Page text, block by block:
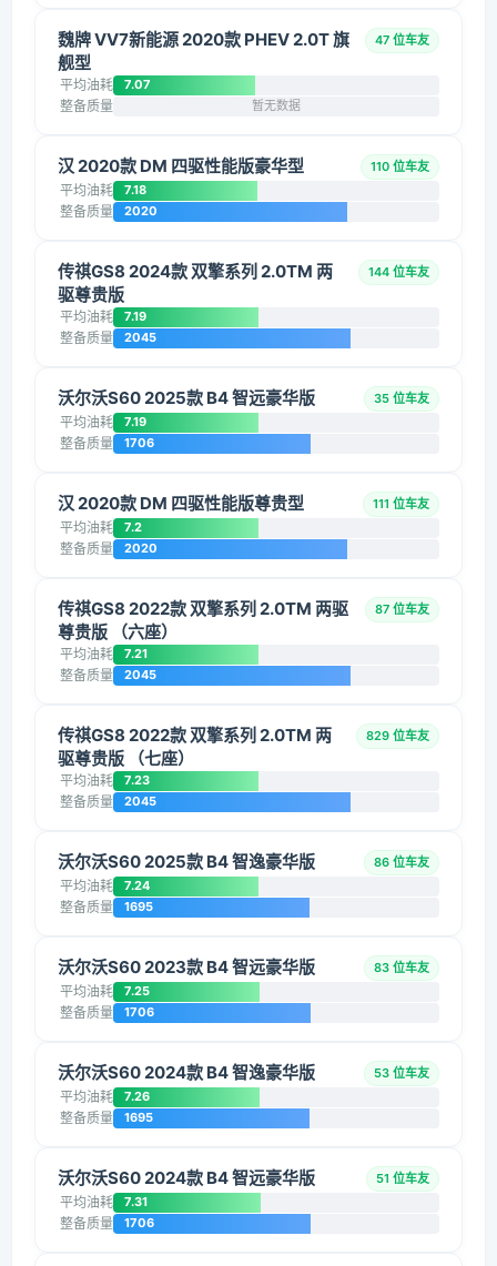
魏牌 VV7新能源 2020款 PHEV 2.0T 旗
舰型
47 位车友
平均油耗 7.07
整备质量 暂无数据
汉 2020款 DM 四驱性能版豪华型 110 位车友
平均油耗 7.18
整备质量 2020
传祺GS8 2024款 双擎系列 2.0TM 两
驱尊贵版
144 位车友
平均油耗 7.19
整备质量 2045
沃尔沃S60 2025款 B4 智远豪华版 35 位车友
平均油耗 7.19
整备质量 1706
汉 2020款 DM 四驱性能版尊贵型 111 位车友
平均油耗 7.2
整备质量 2020
传祺GS8 2022款 双擎系列 2.0TM 两驱
尊贵版 （六座）
87 位车友
平均油耗 7.21
整备质量 2045
传祺GS8 2022款 双擎系列 2.0TM 两
驱尊贵版 （七座）
829 位车友
平均油耗 7.23
整备质量 2045
沃尔沃S60 2025款 B4 智逸豪华版 86 位车友
平均油耗 7.24
整备质量 1695
沃尔沃S60 2023款 B4 智远豪华版 83 位车友
平均油耗 7.25
整备质量 1706
沃尔沃S60 2024款 B4 智逸豪华版 53 位车友
平均油耗 7.26
整备质量 1695
沃尔沃S60 2024款 B4 智远豪华版 51 位车友
平均油耗 7.31
整备质量 1706